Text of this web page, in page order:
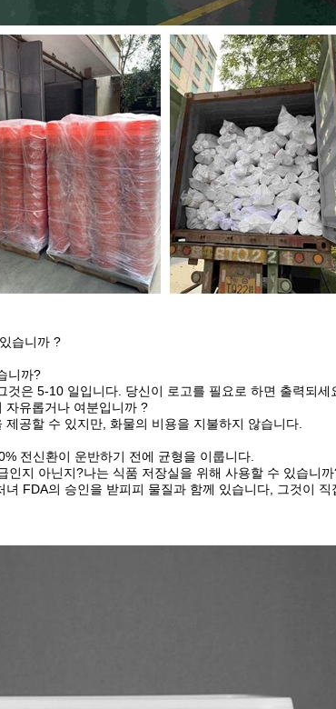
습니까 ?
니까?
것은 5-10 일입니다. 당신이 로고를 필요로 하면 출력되세
자유롭거나 여분입니까 ?
공할 수 있지만, 화물의 비용을 지불하지 않습니다.
전신환이 운반하기 전에 균형을 이룹니다.
인지 아닌지?나는 식품 저장실을 위해 사용할 수 있습니
FDA의 승인을 받피피 물질과 함께 있습니다, 그것이